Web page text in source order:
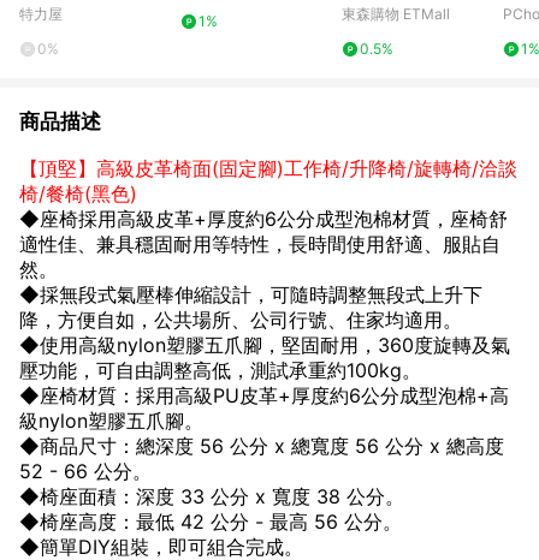
特力屋
0%
1%
變懸浮創意泡茶桌椅
東森購物 ETMall
0.5%
盤)
1%
商品描述
【頂堅】高級皮革椅面(固定腳)工作椅/升降椅/旋轉椅/洽談
椅/餐椅(黑色)
◆座椅採用高級皮革+厚度約6公分成型泡棉材質，座椅舒
適性佳、兼具穩固耐用等特性，長時間使用舒適、服貼自
然。
◆採無段式氣壓棒伸縮設計，可隨時調整無段式上升下
降，方便自如，公共場所、公司行號、住家均適用。
◆使用高級nylon塑膠五爪腳，堅固耐用，360度旋轉及氣
壓功能，可自由調整高低，測試承重約100kg。
◆座椅材質：採用高級PU皮革+厚度約6公分成型泡棉+高
級nylon塑膠五爪腳。
◆商品尺寸：總深度 56 公分 x 總寬度 56 公分 x 總高度
52 - 66 公分。
◆椅座面積：深度 33 公分 x 寬度 38 公分。
◆椅座高度：最低 42 公分 - 最高 56 公分。
◆簡單DIY組裝，即可組合完成。